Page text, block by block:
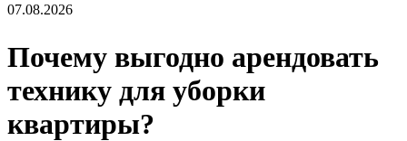
07.08.2026
Почему выгодно арендовать
технику для уборки
квартиры?